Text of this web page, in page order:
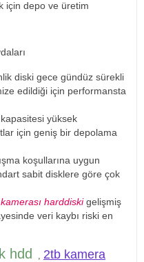
için depo ve üretim
diski gece gündüz sürekli
edildiği için performansta
kapasitesi yüksek
için geniş bir depolama
koşullarına uygun
sabit disklere göre çok
harddiskigelişmiş
veri kaybı riski en
hdd , 2tb kamera